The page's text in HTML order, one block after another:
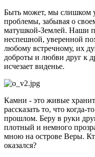
Быть может, мы слишком
проблемы, забывая о
матушкой-Землей. Наши
неспешной, уверенной
любому встречному, их
доброты и любви друг к
исчезает виденье.
Камни - это живые
рассказать то, что
прошлом. Беру в руки
плотный и немного
мною на острове Веры.
оказался?